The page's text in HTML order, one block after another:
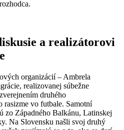
a realizátorovi
organizácií – Ambrela
realizovanej súbežne
druhého
rasizme vo futbale. Samotní
zo Západného Balkánu, Latinskej
Na Slovensku našli svoj druhý